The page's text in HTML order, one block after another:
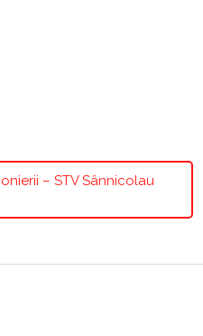
– STV Sânnicolau